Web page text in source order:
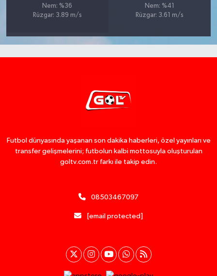
Nem: %36
Rüzgar: 3.89 m/s
Nem: %41
Rüzgar: 3.61 m/s
Futbol dünyasında yaşanan son dakika haberleri, özel yayınları ve
transfer gelişmelerini; futbolun kalbi mottosuyla oluşturulan
goltv.com.tr farkı ile takip edin.
08503467097
[email protected]